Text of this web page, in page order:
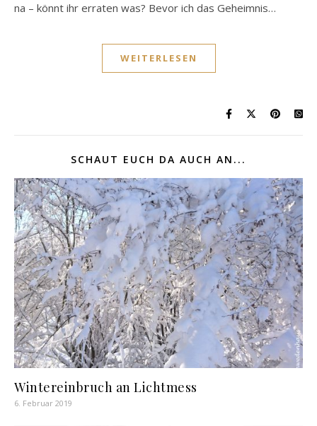
na – könnt ihr erraten was? Bevor ich das Geheimnis…
WEITERLESEN
SCHAUT EUCH DA AUCH AN...
Wintereinbruch an Lichtmess
6. Februar 2019